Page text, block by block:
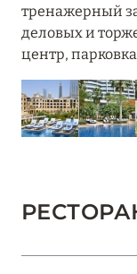
тренажерный
деловых и
центр,